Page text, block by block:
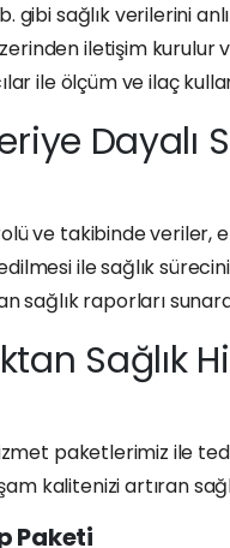
gibi sağlık verilerini
iletişim kurulur
ile ölçüm ve ilaç
Dayalı
ve takibinde
ile sağlık
sağlık raporları
Sağlık
paketlerimiz ile
kalitenizi artıran
Paketi